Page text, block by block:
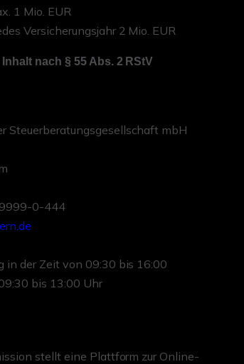
1 Mio. EUR
Versicherungsjahr 2 Mio. EUR
nach § 55 Abs. 2 RStV
Steuerberatungsgesellschaft mbH
0-444
in der Zeit von 09:30 bis 16:00
bis 13:00 Uhr
stellt eine Plattform zur Online-